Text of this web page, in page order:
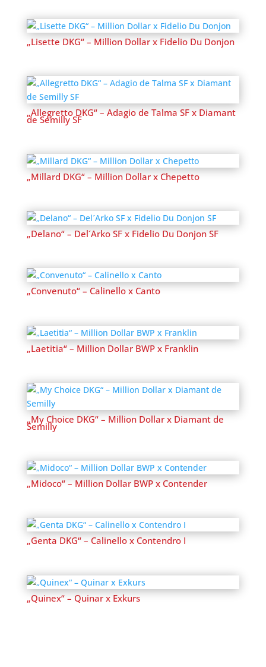
„Lisette DKG“ – Million Dollar x Fidelio Du Donjon
„Allegretto DKG“ – Adagio de Talma SF x Diamant
de Semilly SF
„Millard DKG“ – Million Dollar x Chepetto
„Delano“ – Del´Arko SF x Fidelio Du Donjon SF
„Convenuto“ – Calinello x Canto
„Laetitia“ – Million Dollar BWP x Franklin
„My Choice DKG“ – Million Dollar x Diamant de
Semilly
„Midoco“ – Million Dollar BWP x Contender
„Genta DKG“ – Calinello x Contendro I
„Quinex“ – Quinar x Exkurs